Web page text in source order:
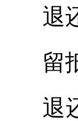
退
留
退